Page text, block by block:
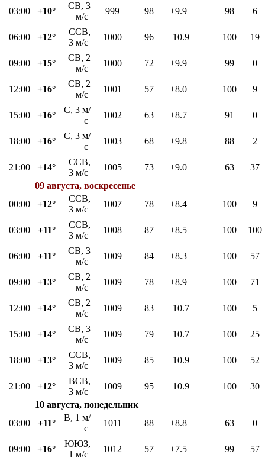
03:00 +10°
СВ, 3
м/с
999 98 +9.9 98 6
06:00 +12°
ССВ,
3 м/с
1000 96 +10.9 100 19
09:00 +15°
СВ, 2
м/с
1000 72 +9.9 99 0
12:00 +16°
СВ, 2
м/с
1001 57 +8.0 100 9
15:00 +16°
С, 3 м/
с
1002 63 +8.7 91 0
18:00 +16°
С, 3 м/
с
1003 68 +9.8 88 2
21:00 +14°
ССВ,
3 м/с
1005 73 +9.0 63
37
09 августа, воскресенье
00:00
+12°
ССВ,
3 м/с
1007 78 +8.4 100 9
03:00 +11°
ССВ,
3 м/с
1008 87 +8.5 100 100
06:00 +11°
СВ, 3
м/с
1009 84 +8.3 100 57
09:00 +13°
СВ, 2
м/с
1009 78 +8.9 100 71
12:00 +14°
СВ, 2
м/с
1009 83 +10.7 100 5
15:00 +14°
СВ, 3
м/с
1009 79 +10.7 100 25
18:00 +13°
ССВ,
3 м/с
1009 85 +10.9 100 52
21:00 +12°
ВСВ,
3 м/с
1009 95 +10.9 100
30
10 августа, понедельник
03:00
+11°
В, 1 м/
с
1011 88 +8.8 63 0
09:00 +16°
ЮЮЗ,
1 м/с
1012 57 +7.5 99 57